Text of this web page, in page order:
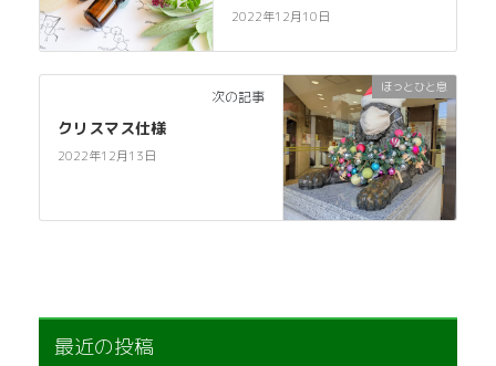
2022年12月10日
ほっとひと息
次の記事
クリスマス仕様
2022年12月13日
最近の投稿